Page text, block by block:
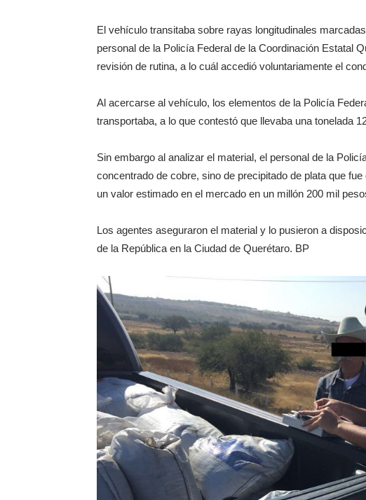
El vehículo transitaba sobre rayas longitudinales
personal de la Policía Federal de la Coordinación Estatal
revisión de rutina, a lo cuál accedió voluntariamente el
Al acercarse al vehículo, los elementos de la Policía
transportaba, a lo que contestó que llevaba una tonelada
Sin embargo al analizar el material, el personal de la
concentrado de cobre, sino de precipitado de plata que
un valor estimado en el mercado en un millón 200 mil
Los agentes aseguraron el material y lo pusieron a
de la República en la Ciudad de Querétaro. BP